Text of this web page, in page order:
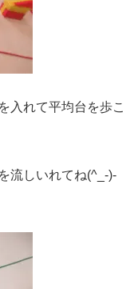
入れて平均台を歩こ
流しいれてね(^_-)-